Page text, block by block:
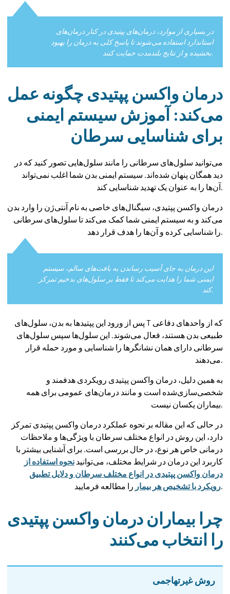
در بسیاری از موارد، درمان‌های پپتیدی در کنار درمان‌های
استاندارد استفاده می‌شوند تا پاسخ کلی به درمان را بهبود
بخشیده و از نتایج بلندمدت حمایت کنند.
درمان واکسن پپتیدی چگونه عمل
می‌کند: آموزش سیستم ایمنی
برای شناسایی سرطان
می‌توانید سلول‌های سرطانی را مانند سلول‌هایی تصور کنید که در
دید همگان پنهان شده‌اند. سیستم ایمنی بدن شما اغلب نمی‌تواند
آن‌ها را به عنوان یک تهدید شناسایی کند.
درمان واکسن پپتیدی، سیگنال‌های خاصی به نام آنتی‌ژن را وارد بدن
می‌کند و به سیستم ایمنی شما کمک می‌کند تا سلول‌های سرطانی
را شناسایی کرده و آن‌ها را هدف قرار دهد.
این درمان به جای آسیب رساندن به بافت‌های سالم، سیستم
ایمنی شما را هدایت می‌کند تا فقط بر سلول‌های بدخیم تمرکز
کند.
پس از ورود این پپتیدها به بدن، سلول‌های T که از واحدهای دفاعی
طبیعی بدن هستند، فعال می‌شوند. این سلول‌ها سپس سلول‌های
سرطانی دارای همان نشانگرها را شناسایی و مورد حمله قرار
می‌دهند.
به همین دلیل، درمان واکسن پپتیدی رویکردی هدفمند و
شخصی‌سازی‌شده است و مانند درمان‌های عمومی برای همه
بیماران یکسان نیست.
در حالی که این مقاله بر نحوه عملکرد درمان واکسن پپتیدی تمرکز
دارد، این روش در انواع مختلف سرطان با ویژگی‌ها و ملاحظات
درمانی خاص هر نوع، در حال بررسی است. برای آشنایی بیشتر با
کاربرد این درمان در شرایط مختلف، می‌توانید نحوه استفاده از
درمان واکسن پپتیدی در انواع مختلف سرطان و دلایل تطبیق
رویکرد با تشخیص هر بیماررا مطالعه فرمایید.
چرا بیماران درمان واکسن پپتیدی
را انتخاب می‌کنند
روش غیرتهاجمی